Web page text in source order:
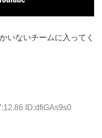
いないチームに入ってく
ID:dfiGAs9s0